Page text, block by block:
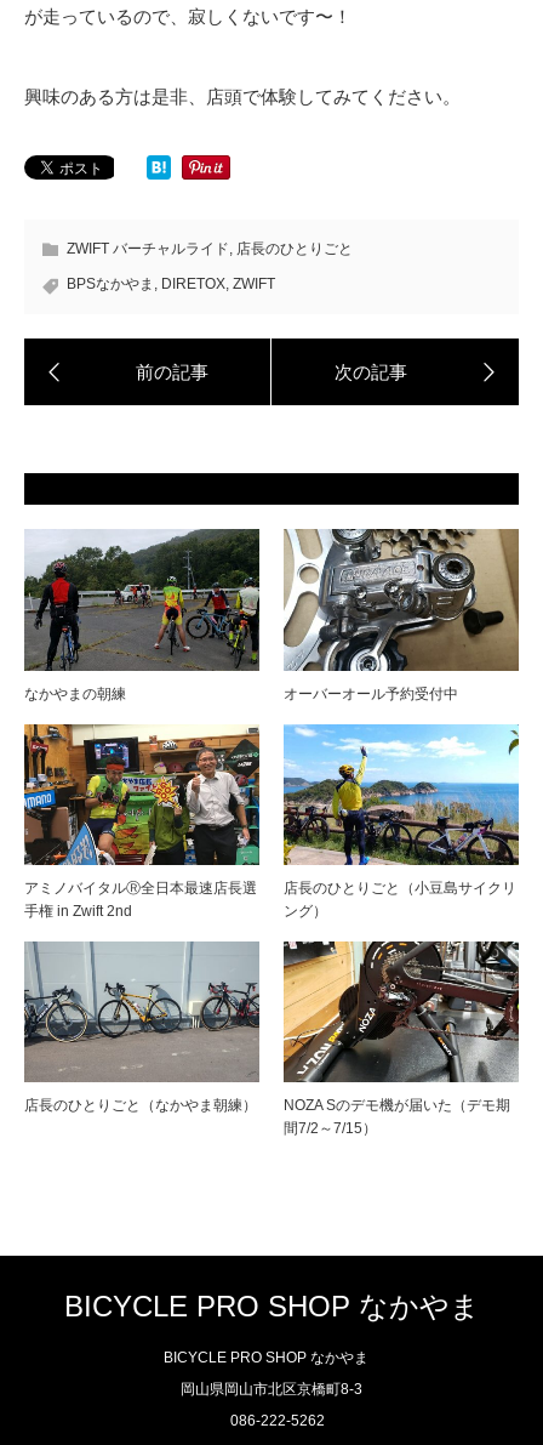
が走っているので、寂しくないです〜！
興味のある方は是非、店頭で体験してみてください。
ZWIFT バーチャルライド, 店長のひとりごと
BPSなかやま , DIRETOX, ZWIFT
なかやまの朝練 オーバーオール予約受付中
アミノバイタルⓇ全日本最速店長選
手権 in Zwift 2nd
店長のひとりごと（小豆島サイクリ
ング）
店長のひとりごと（なかやま朝練）
NOZA Sのデモ機が届いた（デモ期
間7/2～7/15）
BICYCLE PRO SHOP なかやま
BICYCLE PRO SHOP なかやま
岡山県岡山市北区京橋町8-3
086-222-5262